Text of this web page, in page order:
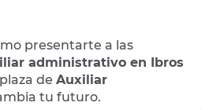
presentarte a las
administrativo en Ibros
de Auxiliar
tu futuro.